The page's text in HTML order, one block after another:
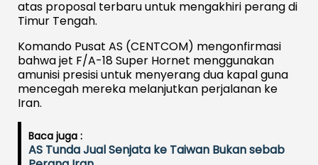
atas proposal terbaru untuk mengakhiri perang di
Timur Tengah.
Komando Pusat AS (CENTCOM) mengonfirmasi
bahwa jet F/A-18 Super Hornet menggunakan
amunisi presisi untuk menyerang dua kapal guna
mencegah mereka melanjutkan perjalanan ke
Iran.
Baca juga :
AS Tunda Jual Senjata ke Taiwan Bukan sebab